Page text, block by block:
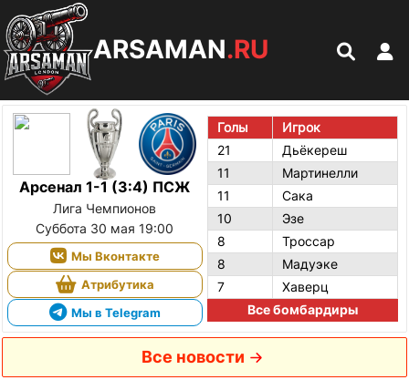
ARSAMAN.RU
Арсенал 1-1 (3:4) ПСЖ
Лига Чемпионов
Суббота 30 мая 19:00
Мы Вконтакте
Атрибутика
Мы в Telegram
Голы
Игрок
21
Дьёкереш
11
Мартинелли
11
Сака
10
Эзе
8
Троссар
8
Мадуэке
7
Хаверц
Все бомбардиры
Все новости